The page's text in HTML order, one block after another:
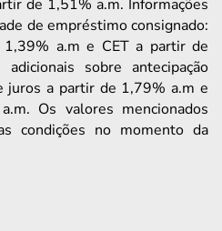
de 1,51% a.m. Informações
de empréstimo consignado:
a.m e CET a partir de
sobre antecipação
juros a partir de 1,79% a.m e
Os valores mencionados
condições no momento da